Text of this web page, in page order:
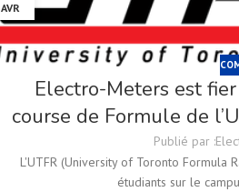
AVR
Electro-Meters est
course de Formule de
Publié par :
L'UTFR (University of Toronto Formula
étudiants sur le